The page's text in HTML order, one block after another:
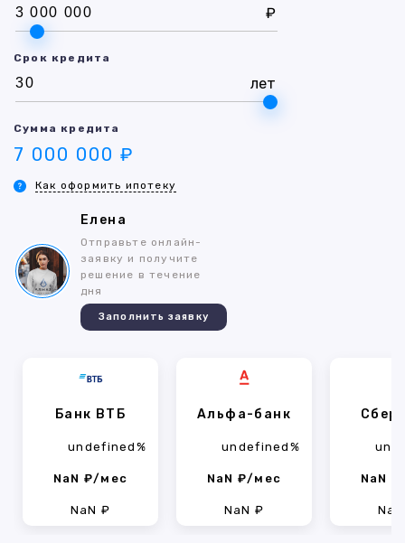
₽
Срок кредита
лет
Сумма кредита
7 000 000 ₽
Как оформить ипотеку
Елена
Отправьте онлайн-
заявку и получите
решение в течение
дня
Заполнить заявку
Банк ВТБ
undefined%
NaN ₽/мес
NaN ₽
Альфа-банк
undefined%
NaN ₽/мес
NaN ₽
NaN